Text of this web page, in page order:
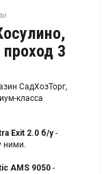
3
СадХозТорг,
класса
Exit 2.0 б/у-
ними.
AMS 9050 -